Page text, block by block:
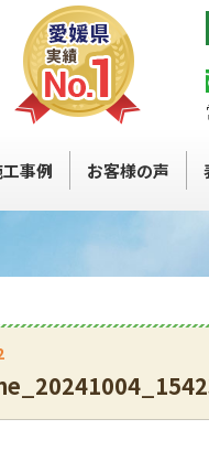
事例 お客様の声